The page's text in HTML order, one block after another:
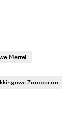
Merrell
Zamberlan